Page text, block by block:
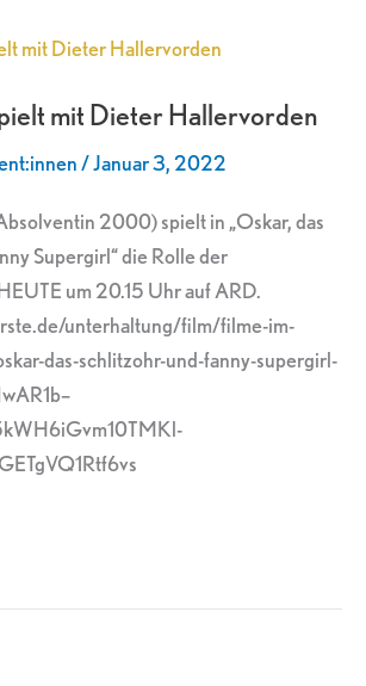
mit Dieter Hallervorden
/Januar 3, 2022
2000) spielt in „Oskar, das
Supergirl“ die Rolle der
um 20.15 Uhr auf ARD.
unterhaltung/film/filme-im-
das-schlitzohr-und-fanny-supergirl-